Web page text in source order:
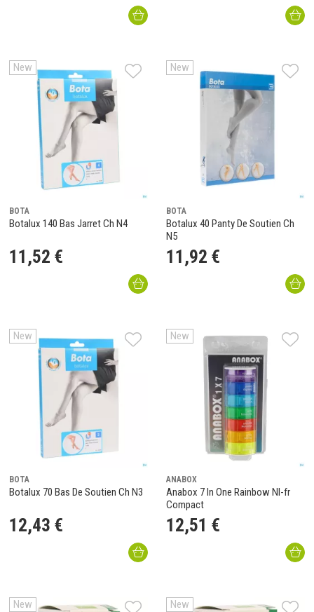
New
BOTA
Botalux 140 Bas Jarret Ch N4
11 ,52 €
New
BOTA
Botalux 40 Panty De Soutien Ch
N5
11 ,92 €
New
BOTA
Botalux 70 Bas De Soutien Ch N3
12,43 €
New
ANABOX
Anabox 7 In One Rainbow Nl-fr
Compact
12,51 €
New New